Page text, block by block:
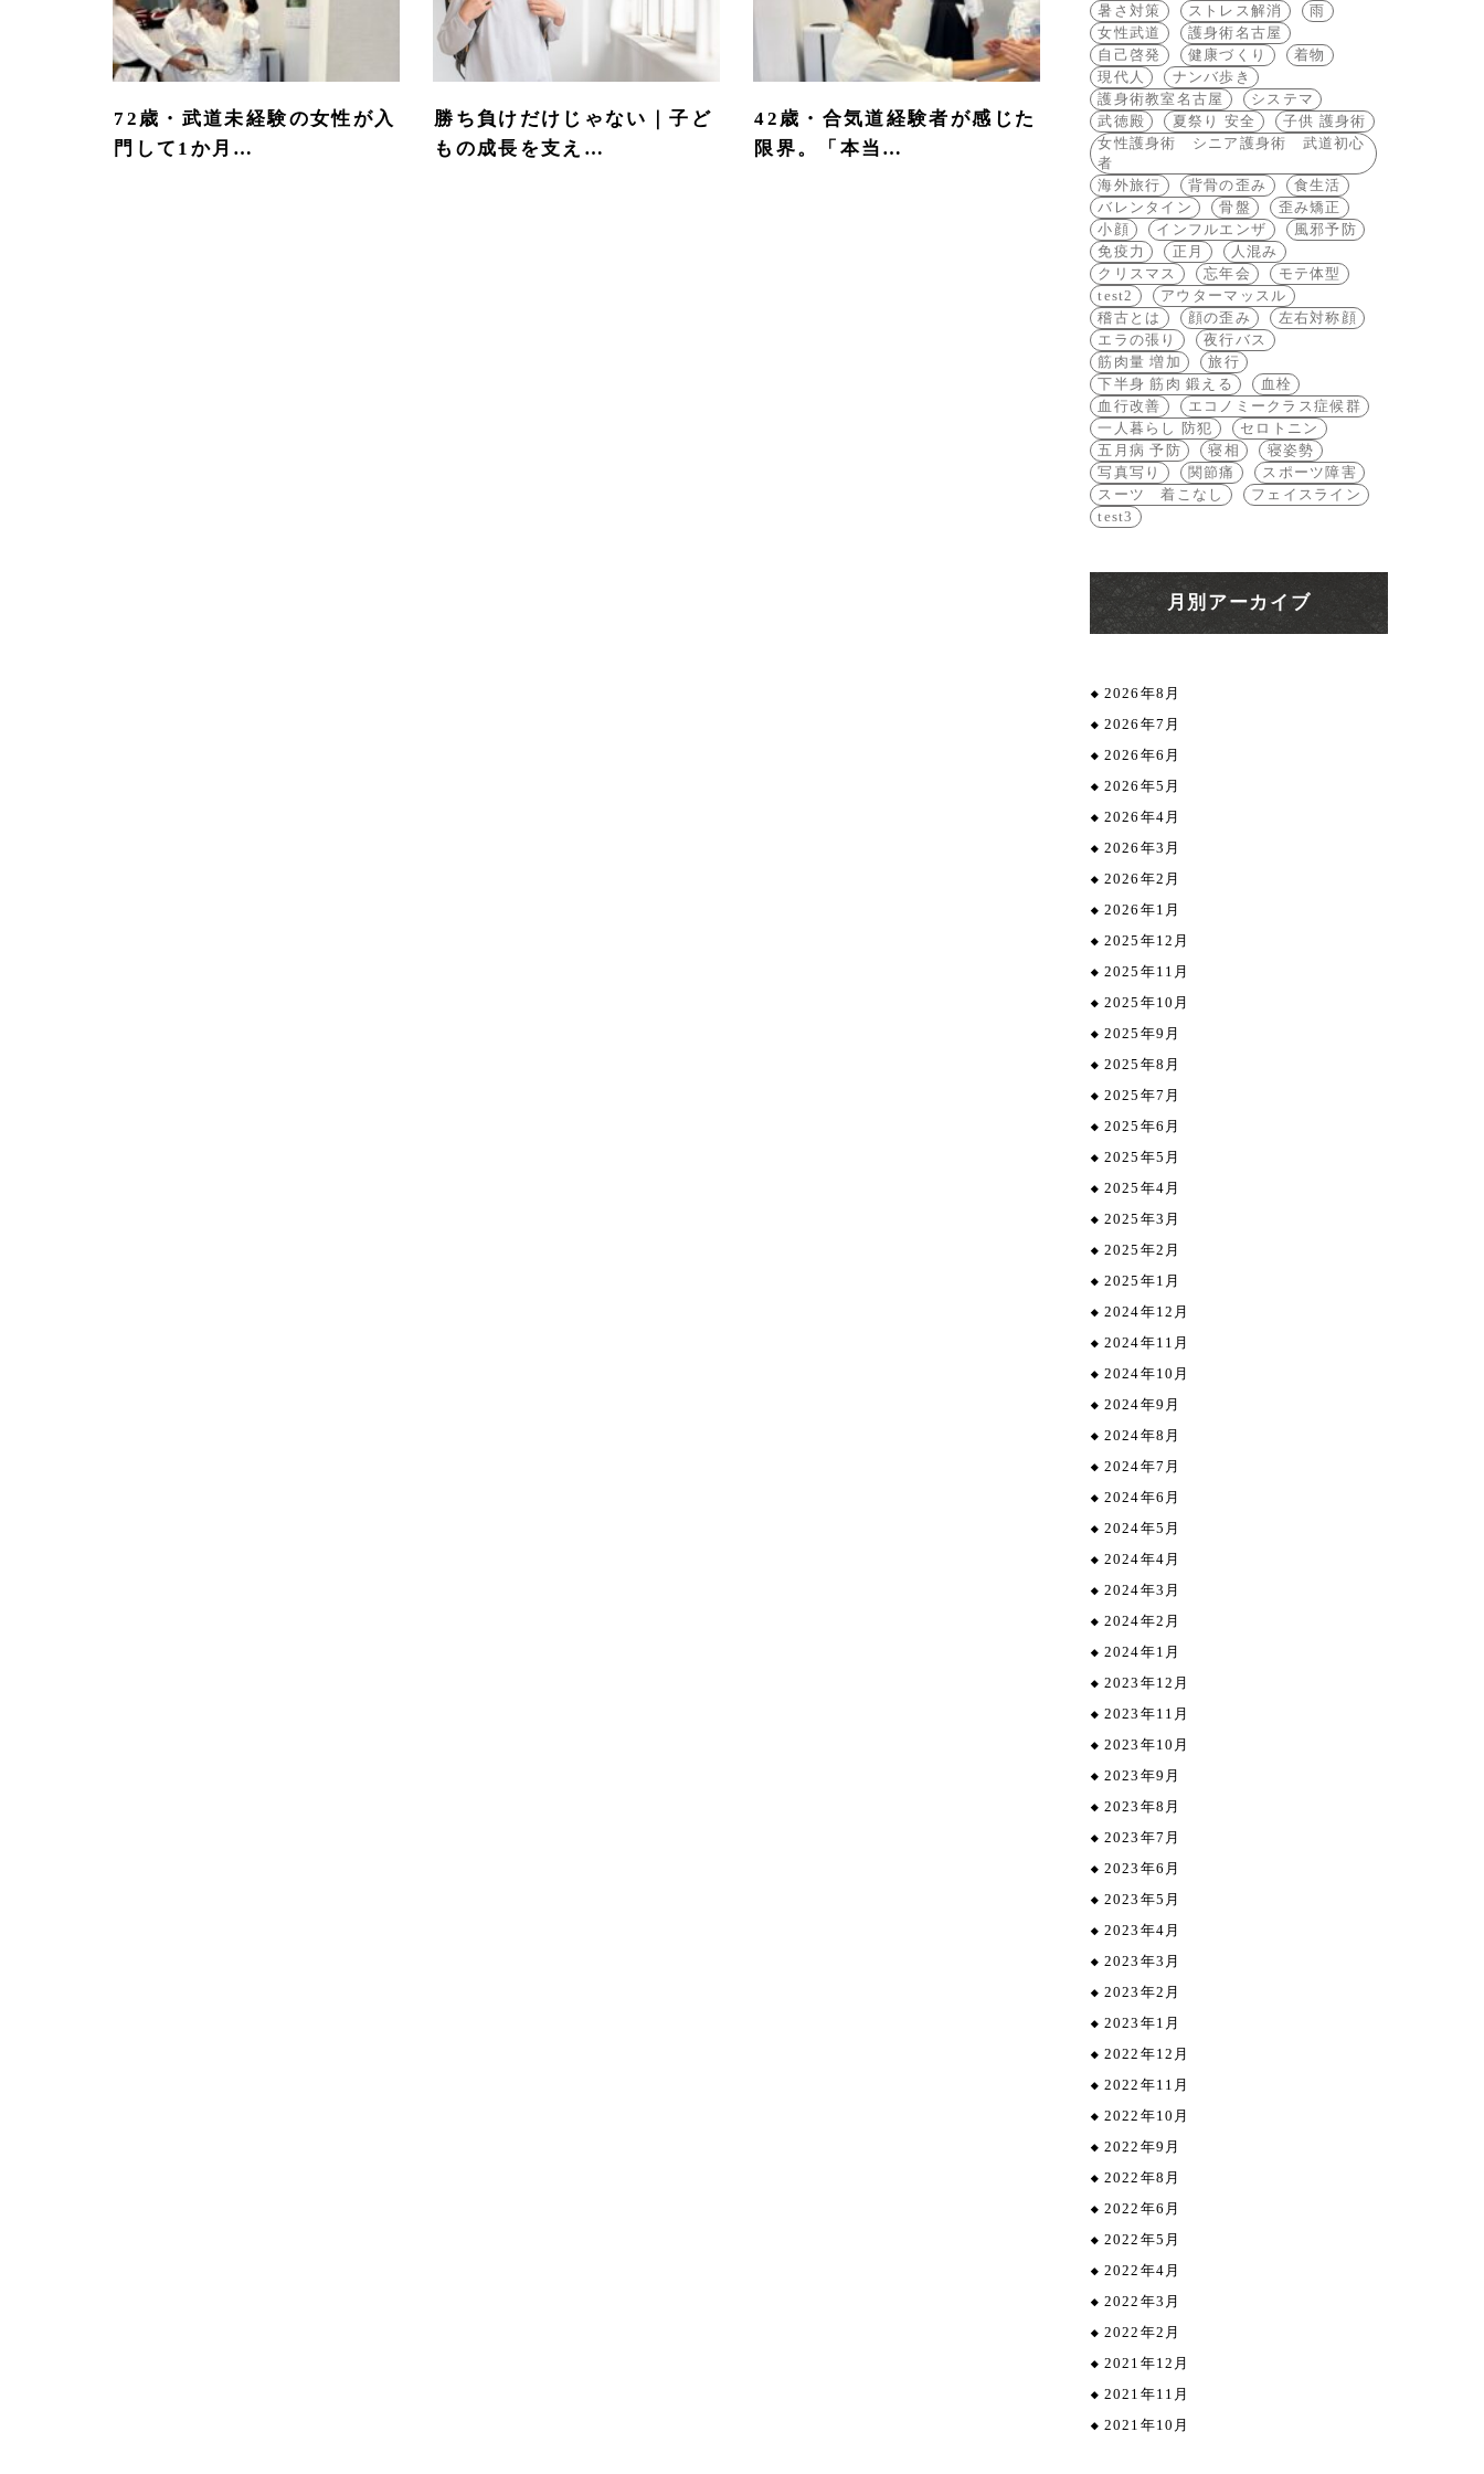
72歳・武道未経験の女性が入
門して1か月…
勝ち負けだけじゃない｜子ど
もの成長を支え…
42歳・合気道経験者が感じた
限界。「本当…
暑さ対策 ストレス解消
雨
女性武道
護身術名古屋
自己啓発
健康づくり
着物
現代人
ナンバ歩き
護身術教室名古屋
システマ
武徳殿
夏祭り 安全
子供 護身術
女性護身術 シニア護身術 武道初心
者
海外旅行
背骨の歪み
食生活
バレンタイン
骨盤
歪み矯正
小顔
インフルエンザ
風邪予防
免疫力
正月
人混み
クリスマス
忘年会
モテ体型
test2
アウターマッスル
稽古とは
顔の歪み
左右対称顔
エラの張り
夜行バス
筋肉量 増加
旅行
下半身 筋肉 鍛える
血栓
血行改善
エコノミークラス症候群
一人暮らし 防犯
セロトニン
五月病 予防
寝相
寝姿勢
写真写り
関節痛
スポーツ障害
スーツ 着こなし
フェイスライン
test3
月別アーカイブ
2026年8月
2026年7月
2026年6月
2026年5月
2026年4月
2026年3月
2026年2月
2026年1月
2025年12月
2025年11月
2025年10月
2025年9月
2025年8月
2025年7月
2025年6月
2025年5月
2025年4月
2025年3月
2025年2月
2025年1月
2024年12月
2024年11月
2024年10月
2024年9月
2024年8月
2024年7月
2024年6月
2024年5月
2024年4月
2024年3月
2024年2月
2024年1月
2023年12月
2023年11月
2023年10月
2023年9月
2023年8月
2023年7月
2023年6月
2023年5月
2023年4月
2023年3月
2023年2月
2023年1月
2022年12月
2022年11月
2022年10月
2022年9月
2022年8月
2022年6月
2022年5月
2022年4月
2022年3月
2022年2月
2021年12月
2021年11月
2021年10月